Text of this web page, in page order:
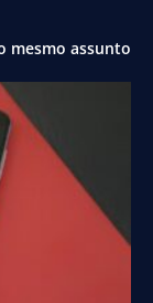
mesmo assunto